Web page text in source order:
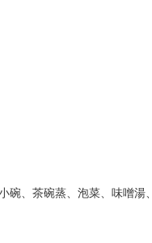
碗、茶碗蒸、泡菜、味噌湯